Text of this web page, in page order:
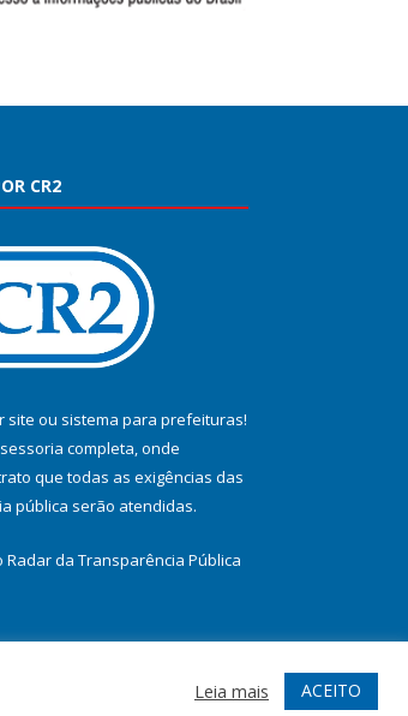
CR2
site ou sistema para prefeituras!
completa, onde
que todas as exigências das
pública serão atendidas.
Radar da Transparência Pública
Acessar Webmail
Leia mais ACEITO